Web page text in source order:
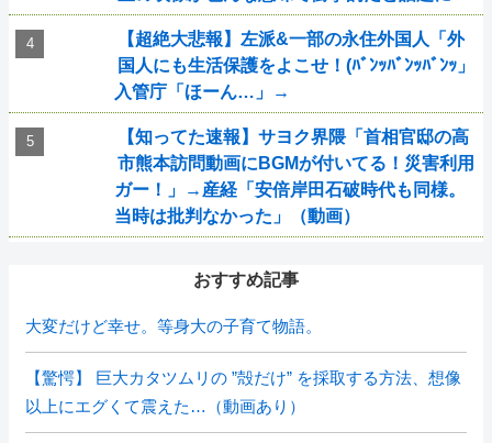
【超絶大悲報】左派&一部の永住外国人「外
国人にも生活保護をよこせ！(ﾊﾞﾝｯﾊﾞﾝｯﾊﾞﾝｯ」
入管庁「ほーん…」→
【知ってた速報】サヨク界隈「首相官邸の高
市熊本訪問動画にBGMが付いてる！災害利用
ガー！」→産経「安倍岸田石破時代も同様。
当時は批判なかった」（動画）
おすすめ記事
大変だけど幸せ。等身大の子育て物語。
【驚愕】 巨大カタツムリの ”殻だけ” を採取する方法、想像
以上にエグくて震えた…（動画あり）